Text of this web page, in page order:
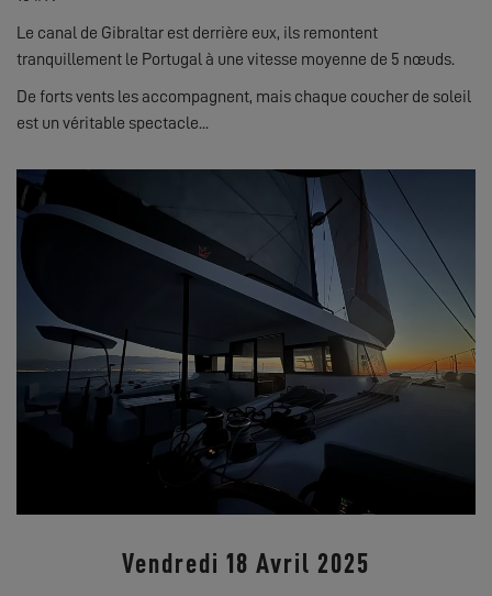
Le canal de Gibraltar est derrière eux, ils remontent
tranquillement le Portugal à une vitesse moyenne de 5 nœuds.
De forts vents les accompagnent, mais chaque coucher de soleil
est un véritable spectacle...
Vendredi 18 Avril 2025